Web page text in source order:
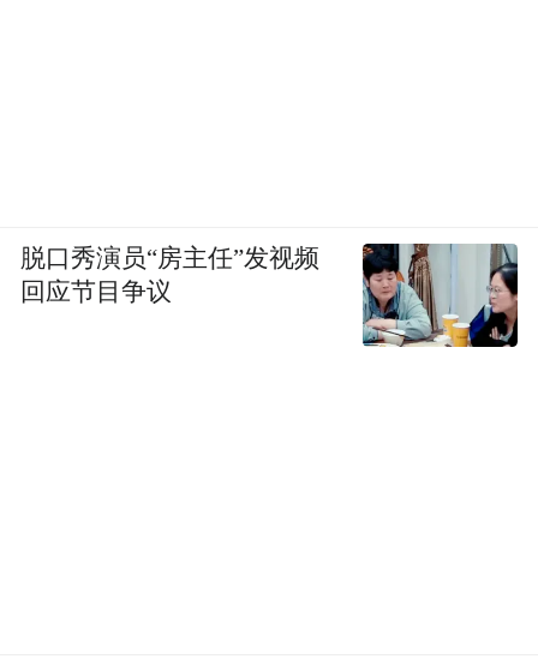
脱口秀演员“房主任”发视频
回应节目争议